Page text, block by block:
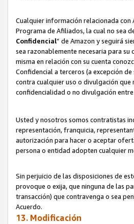
Cualquier información relacionada
Programa de Afiliados, la cual no sea
Confidencial” de Amazon y seguirá
sea razonablemente necesaria para
misma en relación con su cuenta
Confidencial a terceros (a excepción
contra cualquier uso o divulgación que
confidencialidad o no divulgación
Usted y nosotros somos contratistas
representación, franquicia,
autorización para hacer o aceptar
persona o entidad adopten cualquier
Sin perjuicio de las disposiciones de
provoque o exija, que ninguna de las
transacción) que contravenga o sea
Acuerdo.
13. Modificación